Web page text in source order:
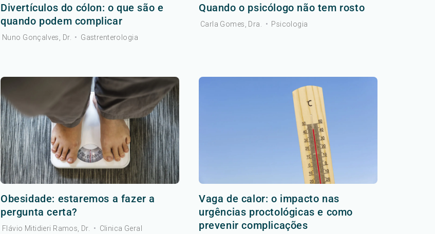
Divertículos do cólon: o que são e
quando podem complicar
Nuno Gonçalves, Dr. • Gastrenterologia
Quando o psicólogo não tem rosto
Carla Gomes, Dra. • Psicologia
Obesidade: estaremos a fazer a
pergunta certa?
Flávio Mitidieri Ramos, Dr. • Clinica Geral
Vaga de calor: o impacto nas
urgências proctológicas e como
prevenir complicações